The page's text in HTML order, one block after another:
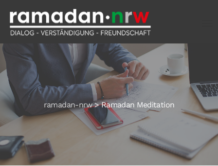
ramadan-nrw>Ramadan Meditation